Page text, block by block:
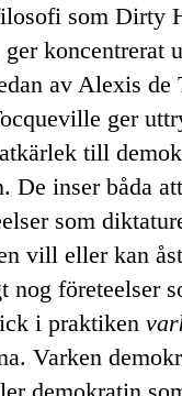
som Dirty
koncentrerat
av Alexis de
ger
till
De inser båda
som
vill eller kan
nog företeelser
i praktiken
Varken